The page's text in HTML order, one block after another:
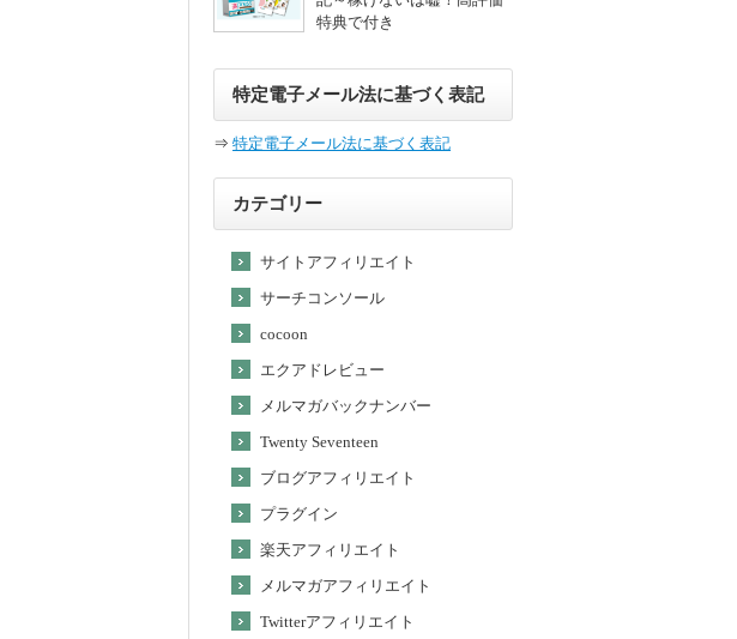
特典で付き
特定電子メール法に基づく表記
⇒ 特定電子メール法に基づく表記
カテゴリー
サイトアフィリエイト
サーチコンソール
cocoon
エクアドレビュー
メルマガバックナンバー
Twenty Seventeen
ブログアフィリエイト
プラグイン
楽天アフィリエイト
メルマガアフィリエイト
Twitterアフィリエイト